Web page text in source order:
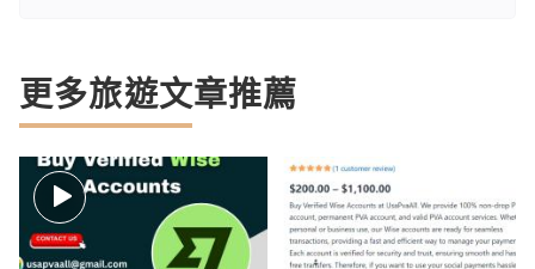
更多旅遊文章推薦